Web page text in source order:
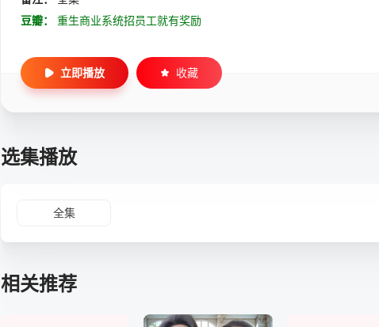
豆瓣：
重生商业系统招员工就有奖励
立即播放 收藏
选集播放
全集
相关推荐